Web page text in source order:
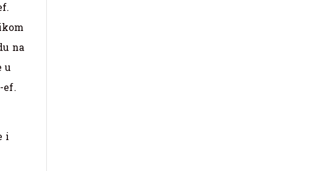
na
u
ef.
i